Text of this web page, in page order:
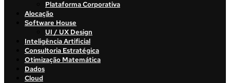
Plataforma Corporativa
Alocação
Software House
UI / UX Design
Inteligência Artificial
Consultoria Estratégica
Otimização Matemática
Dados
Cloud